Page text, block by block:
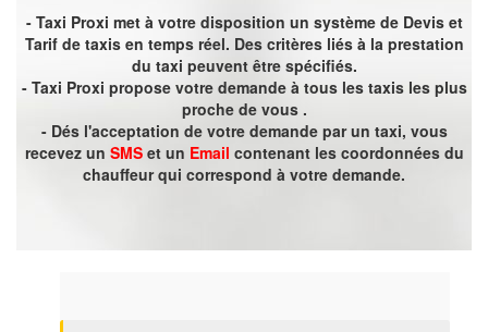
- Taxi Proxi met à votre disposition un système de Devis et
Tarif de taxis en temps réel. Des critères liés à la prestation
du taxi peuvent être spécifiés.
- Taxi Proxi propose votre demande à tous les taxis les plus
proche de vous .
- Dés l'acceptation de votre demande par un taxi, vous
recevez un SMSet un Email contenant les coordonnées du
chauffeur qui correspond à votre demande.